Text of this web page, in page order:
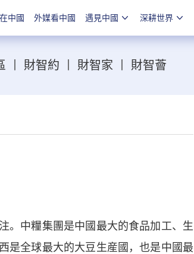
中國 外媒看中國 遇見中國 深耕世界
財智約 財智家 財智薈
中糧集團是中國最大的食品加工、生
是全球最大的大豆生産國，也是中國最